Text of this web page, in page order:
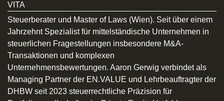
VITA
Steuerberater und Master of Laws (Wien). Seit über einem
Jahrzehnt Spezialist für mittelständische Unternehmen in
steuerlichen Fragestellungen insbesondere M&A-
Transaktionen und komplexen
Unternehmensbewertungen. Aaron Gerwig verbindet als
Managing Partner der EN.VALUE und Lehrbeauftragter der
DHBW seit 2023 steuerrechtliche Präzision für